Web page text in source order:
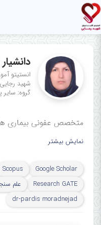
انستیتو
شهید
گروه: سایر
متخصص عفونی بیماری
نمایش بیشتر
Google Scholar
Scopus
Research GATE
علم
dr-pardis moradnejad